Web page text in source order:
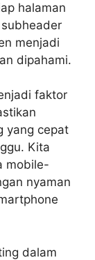
halaman
menjadi
dipahami.
faktor
yang cepat
Kita
mobile-
nyaman
dalam